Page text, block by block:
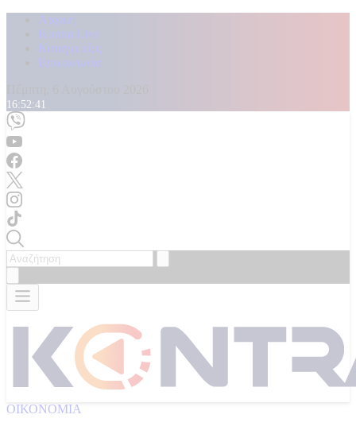
Αρχική
Kontra Live
Καταγγελίες
Επικοινωνία
16:52:43
ΟΙΚΟΝΟΜΙΑ